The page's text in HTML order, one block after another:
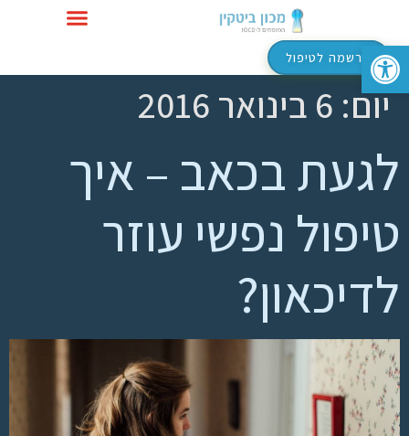
פתח סרגל נגישותהרשמה לטיפול
יום: 6 בינואר 2016
לגעת בכאב – איך
טיפול נפשי עוזר
לדיכאון?